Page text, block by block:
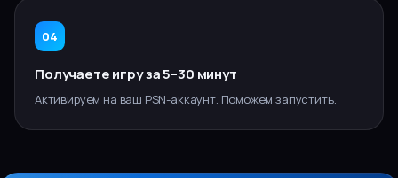
04
Получаете игру за 5–30 минут
Активируем на ваш PSN-аккаунт. Поможем запустить.